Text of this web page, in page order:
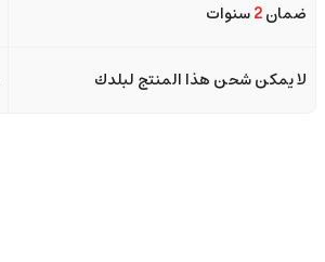
ضمان2سنوات
لا يمكن شحن هذا المنتج لبلدك